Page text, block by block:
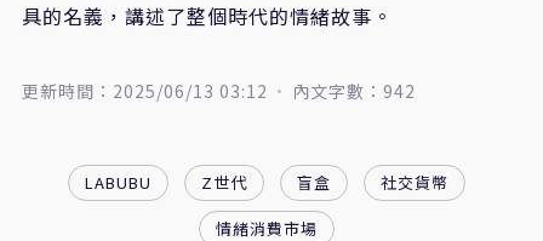
具的名義，講述了整個時代的情緒故事。
更新時間：2025/06/13 03:12 內文字數：942
LABUBU Z世代 盲盒
社交貨幣
情緒消費市場